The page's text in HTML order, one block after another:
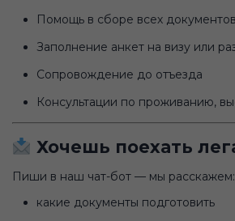
Помощь в сборе всех документов
Заполнение анкет на визу или
Сопровождение до отъезда
Консультации по проживанию,
Хочешь поехать
Пиши в наш чат-бот — мы расскажем:
какие документы подготовить